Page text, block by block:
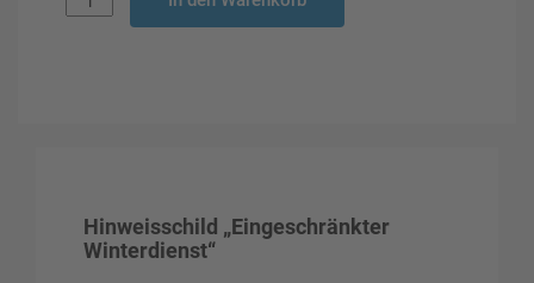
Hinweisschild „Eingeschränkter
Winterdienst“